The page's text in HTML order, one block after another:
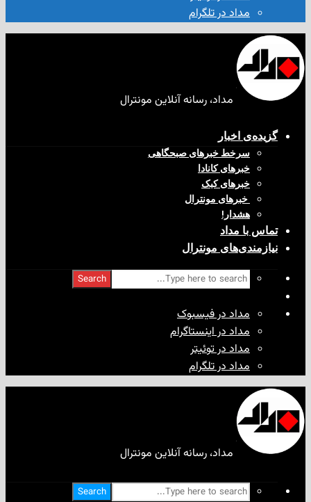
مداد در تلگرام
مداد، رسانه آنلاین مونترال
اخبار
سرخط خبرهای صبحگاهی
خبرهای کانادا
خبرهای کبک
‌ خبرهای مونترال
مداد
مونترال
Search
مداد در فیسبوک
مداد در اینستاگرام
مداد در توئیتر
مداد در تلگرام
مداد، رسانه آنلاین مونترال
Search